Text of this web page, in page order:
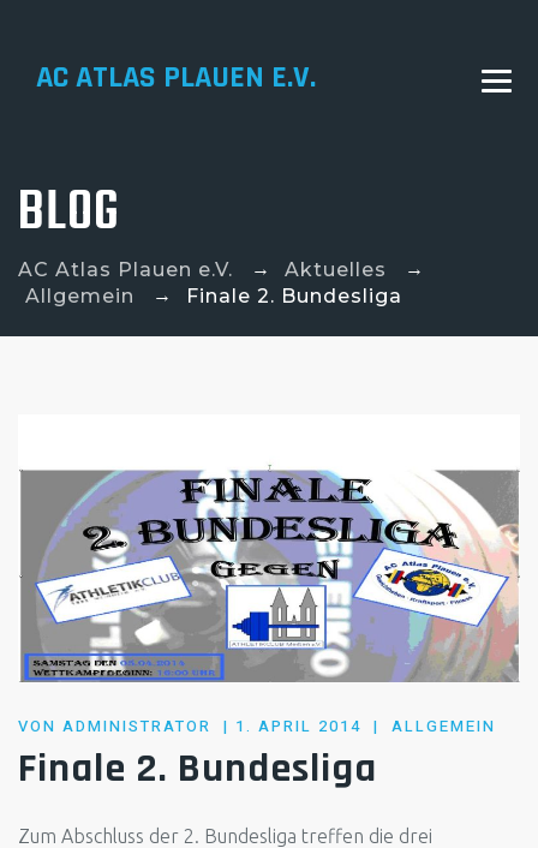
AC ATLAS PLAUEN E.V.
BLOG
AC Atlas Plauen e.V. → Aktuelles
→
Allgemein
→ Finale 2. Bundesliga
VON ADMINISTRATOR
POSTED
1. APRIL 2014 ALLGEMEIN
Finale 2. Bundesliga
Zum Abschluss der 2. Bundesliga treffen die drei